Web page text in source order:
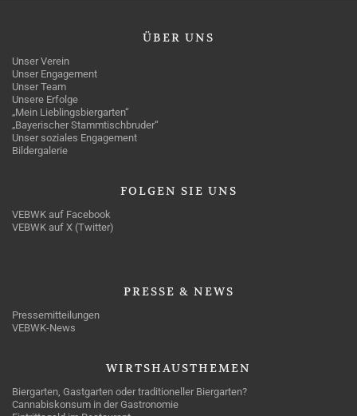
ÜBER UNS
Unser Verein
Unser Engagement
Unser Team
Unsere Erfolge
„Mein Lieblingsbiergarten“
„Bayerischer Stammtischbruder“
Unser soziales Engagement
Bildergalerie
FOLGEN SIE UNS
VEBWK auf Facebook
VEBWK auf X (Twitter)
PRESSE & NEWS
Pressemitteilungen
VEBWK-News
WIRTSHAUSTHEMEN
Biergarten, Gastgarten oder traditioneller Biergarten?
Cannabiskonsum in der Gastronomie